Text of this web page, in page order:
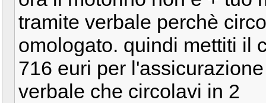
tramite verbale perchè
omologato. quindi mettiti il
716 euri per
verbale che circolavi in 2